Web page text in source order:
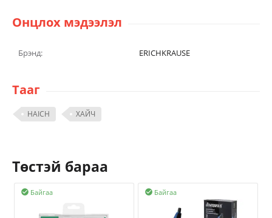
Онцлох мэдээлэл
Брэнд: ERICHKRAUSE
Тааг
HAICH ХАЙЧ
Төстэй бараа
Байгаа
 Байгаа
